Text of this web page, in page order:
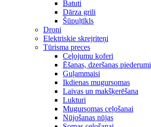
Batuti
Dārza grili
Šūpuļtīkls
Droni
Elektriskie skrejriteņi
Tūrisma preces
Ceļojumu koferi
Ēšanas, dzeršanas piederumi
Guļammaisi
Ikdienas mugursomas
Laivas un makšķerēšana
Lukturi
Mugursomas ceļošanai
Nūjošanas nūjas